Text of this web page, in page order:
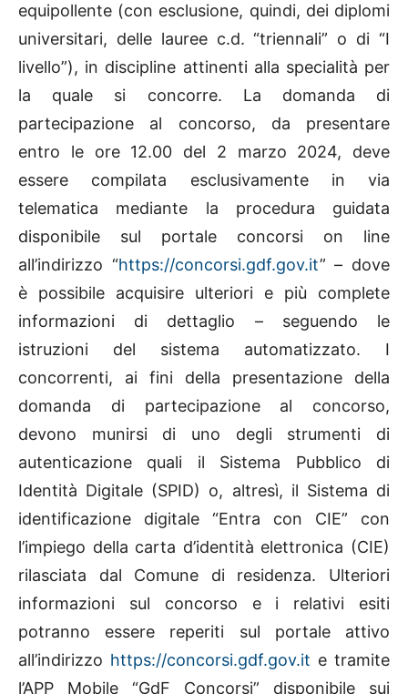
equipollente (con esclusione, quindi, dei diplomi
universitari, delle lauree c.d. “triennali” o di “I
livello”), in discipline attinenti alla specialità per
la quale si concorre. La domanda di
partecipazione al concorso, da presentare
entro le ore 12.00 del 2 marzo 2024, deve
essere compilata esclusivamente in via
telematica mediante la procedura guidata
disponibile sul portale concorsi on line
all’indirizzo “https://concorsi.gdf.gov.it” – dove
è possibile acquisire ulteriori e più complete
informazioni di dettaglio – seguendo le
istruzioni del sistema automatizzato. I
concorrenti, ai fini della presentazione della
domanda di partecipazione al concorso,
devono munirsi di uno degli strumenti di
autenticazione quali il Sistema Pubblico di
Identità Digitale (SPID) o, altresì, il Sistema di
identificazione digitale “Entra con CIE” con
l’impiego della carta d’identità elettronica (CIE)
rilasciata dal Comune di residenza. Ulteriori
informazioni sul concorso e i relativi esiti
potranno essere reperiti sul portale attivo
all’indirizzo https://concorsi.gdf.gov.it e tramite
l’APP Mobile “GdF Concorsi” disponibile sui